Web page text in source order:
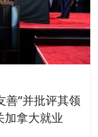
善”并批评其领
加拿大就业